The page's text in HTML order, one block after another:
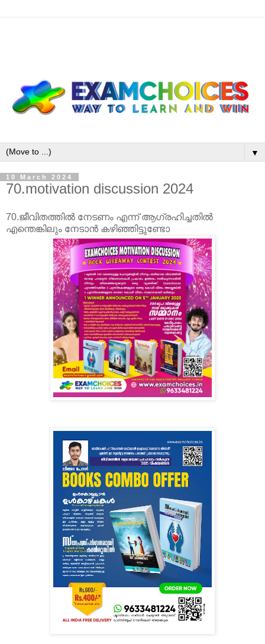
▼
10 March 2024
70.motivation discussion 2024
70.ജീവിതത്തിൽ നേടണം എന്ന് ആഗ്രഹിച്ചതിൽ
എന്തെങ്കിലും നേടാൻ കഴിഞ്ഞിട്ടുണ്ടോ